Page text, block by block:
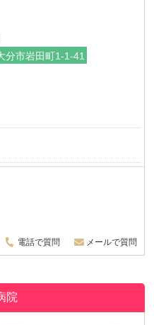
分市岩田町1-1-41
電話で質問 メールで質問
院